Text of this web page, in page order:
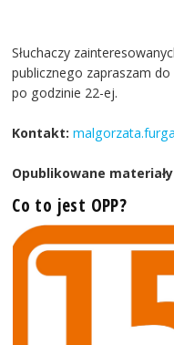
Słuchaczy
publicznego zapraszam do
po godzinie 22-ej.
Kontakt:
Opublikowane
Co to jest OPP?